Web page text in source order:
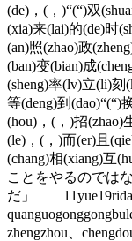
(de)，(，)“(“)双
(xia)来(lai)的(de)时
(an)照(zhao)政
(ban)变(bian)成
(sheng)率(lv)立(li)刻
等(deng)到(dao)“(“)
(hou)，(，)招(zhao)
(le)，(，)而(er)且
(chang)相(xiang)互
ことをやるのでは
だ」
zhengzhou、